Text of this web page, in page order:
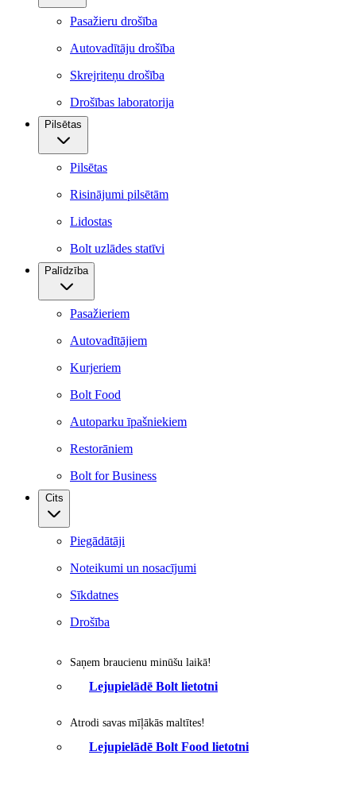
Pasažieru drošība
Autovadītāju drošība
Skrejriteņu drošība
Drošības laboratorija
Pilsētas
Pilsētas
Risinājumi pilsētām
Lidostas
Bolt uzlādes statīvi
Palīdzība
Pasažieriem
Autovadītājiem
Kurjeriem
Bolt Food
Autoparku īpašniekiem
Restorāniem
Bolt for Business
Cits
Piegādātāji
Noteikumi un nosacījumi
Sīkdatnes
Drošība
Saņem braucienu minūšu laikā!
Lejupielādē Bolt lietotni
Atrodi savas mīļākās maltītes!
Lejupielādē Bolt Food lietotni